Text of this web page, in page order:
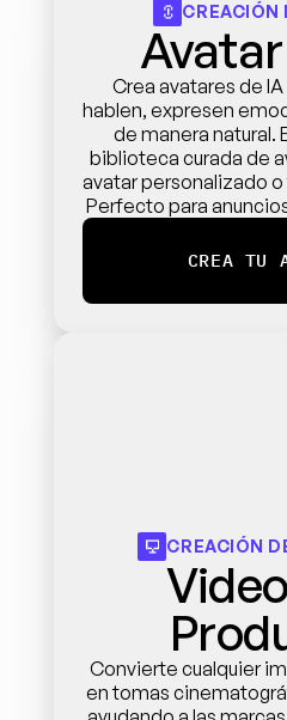
CREACIÓN
Crea avatares de
hablen, expresen
de manera natural.
biblioteca curada de
avatar personalizado
Perfecto para
CREA TU
CREACIÓN
Convierte cualquier
en tomas